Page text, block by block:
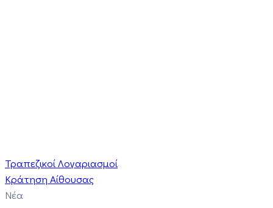
Τραπεζικοί Λογαριασμοί
Κράτηση Αίθουσας
Νέα